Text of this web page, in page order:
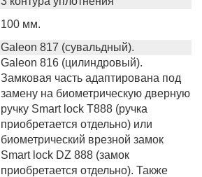
100 мм.
Galeon 817 (сувальдный).
Galeon 816 (цилиндровый).
Замковая часть адаптирована под
замену на биометрическую дверную
ручку Smart lock T888 (ручка
приобретается отдельно) или
биометрический врезной замок
Smart lock DZ 888 (замок
приобретается отдельно). Также